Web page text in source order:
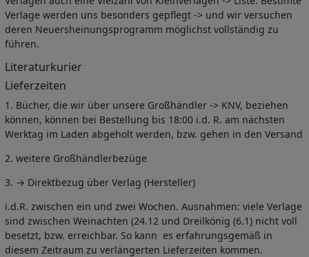
Verlage werden uns besonders gepflegt -> und wir versuchen
deren Neuersheinungsprogramm möglichst vollständig zu
führen.
Literaturkurier
Lieferzeiten
1. Bücher, die wir über unsere Großhändler -> KNV, beziehen
können, können bei Bestellung bis 18:00 i.d. R. am nächsten
Werktag im Laden abgeholt werden, bzw. gehen in den Versand
2. weitere Großhändlerbezüge
3. → Direktbezug über Verlag (Hersteller)
i.d.R. zwischen ein und zwei Wochen. Ausnahmen: viele Verlage
sind zwischen Weinachten (24.12 und Dreilkönig (6.1) nicht voll
besetzt, bzw. erreichbar. So kann es erfahrungsgemäß in
diesem Zeitraum zu verlängerten Lieferzeiten kommen.